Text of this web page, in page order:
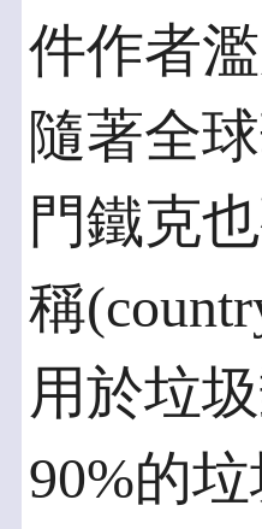
件作者
隨著全
門鐵克
稱
用於垃
90%的